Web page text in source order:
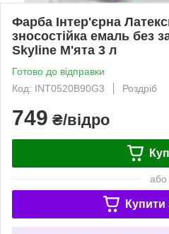
Фарба Інтер'єрна
зносостійка емаль без
Skyline М'ята 3 л
Готово до відправки
Код: INT0520B90G3
Роздріб
749 ₴/відро
або
Купити